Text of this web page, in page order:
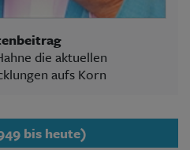
die aktuellen
aufs Korn
bis heute)